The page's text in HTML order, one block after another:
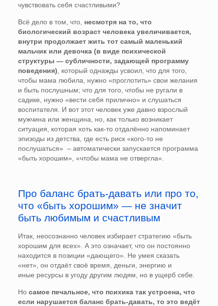
чувствовать себя счастливыми?
Всё дело в том, что, несмотря на то, что
биологический возраст человека увеличивается,
внутри продолжает жить тот самый маленький
мальчик или девочка (в виде психической
структуры — субличности, задающей программу
поведения) , который однажды усвоил, что для того,
чтобы мама любила, нужно «проглотить» свои желания
и быть послушным; что для того, чтобы не ругали в
садике, нужно «вести себя прилично» и слушаться
воспитателя. И вот этот человек уже давно взрослый
мужчина или женщина, но, как только возникает
ситуация, которая хоть как-то отдалённо напоминает
эпизоды из детства, где есть риск «кого-то не
послушаться» – автоматически запускается программа
«быть хорошим», «чтобы мама не отвергла».
Про баланс брать-давать или про то,
что «быть хорошим» — не значит
быть любимым и счастливым
Итак, неосознанно человек избирает стратегию «быть
хорошим для всех». А это означает, что он постоянно
находится в позиции «дающего». Не умея сказать
«нет», он отдаёт своё время, деньги, энергию и
иные ресурсы в угоду другим людям, но в ущерб себе.
Но самое печальное, что психика так устроена, что
если нарушается баланс брать-давать, то это ведёт